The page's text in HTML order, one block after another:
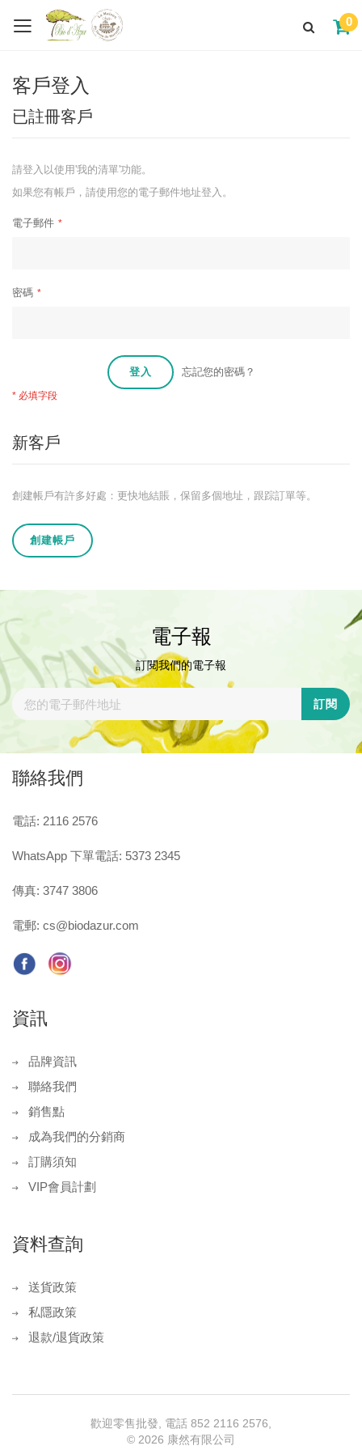
0
客戶登入
已註冊客戶
請登入以使用'我的清單'功能。
如果您有帳戶，請使用您的電子郵件地址登入。
電子郵件
密碼
登入 忘記您的密碼？
新客戶
創建帳戶有許多好處：更快地結賬，保留多個地址，跟踪訂單等。
創建帳戶
電子報
訂閱我們的電子報
訂閱
聯絡我們
電話: 2116 2576
WhatsApp 下單電話: 5373 2345
傳真: 3747 3806
電郵: cs@biodazur.com
資訊
品牌資訊
聯絡我們
銷售點
成為我們的分銷商
訂購須知
VIP會員計劃
資料查詢
送貨政策
私隱政策
退款/退貨政策
歡迎零售批發, 電話 852 2116 2576,
© 2026 康然有限公司